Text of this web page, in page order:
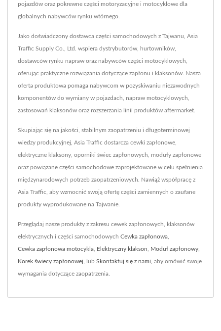
pojazdów oraz pokrewne części motoryzacyjne i motocyklowe dla
globalnych nabywców rynku wtórnego.
Jako doświadczony dostawca części samochodowych z Tajwanu, Asia
Traffic Supply Co., Ltd. wspiera dystrybutorów, hurtowników,
dostawców rynku napraw oraz nabywców części motocyklowych,
oferując praktyczne rozwiązania dotyczące zapłonu i klaksonów. Nasza
oferta produktowa pomaga nabywcom w pozyskiwaniu niezawodnych
komponentów do wymiany w pojazdach, napraw motocyklowych,
zastosowań klaksonów oraz rozszerzania linii produktów aftermarket.
Skupiając się na jakości, stabilnym zaopatrzeniu i długoterminowej
wiedzy produkcyjnej, Asia Traffic dostarcza cewki zapłonowe,
elektryczne klaksony, oporniki świec zapłonowych, moduły zapłonowe
oraz powiązane części samochodowe zaprojektowane w celu spełnienia
międzynarodowych potrzeb zaopatrzeniowych. Nawiąż współpracę z
Asia Traffic, aby wzmocnić swoją ofertę części zamiennych o zaufane
produkty wyprodukowane na Tajwanie.
Przeglądaj nasze produkty z zakresu cewek zapłonowych, klaksonów
elektrycznych i części samochodowych Cewka zapłonowa
Cewka zapłonowa motocykla Elektryczny klakson Moduł zapłonowy
Korek świecy zapłonowej , lub Skontaktuj się z nami , aby omówić swoje
wymagania dotyczące zaopatrzenia.